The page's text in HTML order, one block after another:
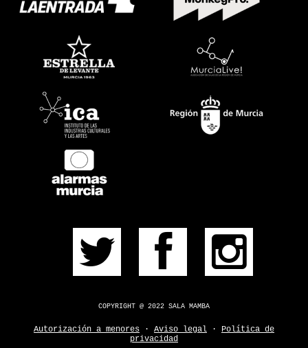
LA SALA
EVENTOS
PRÓXIMOS
CONSÍGUELA
PULSERA
¿DUDAS?
COPYRIGHT @ 2022 SALA MAMBA
Autorización a menores · Aviso legal · Política de
privacidad